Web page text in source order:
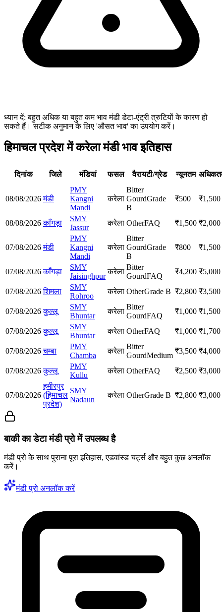
ध्यान दें: बहुत अधिक या बहुत कम भाव मंडी डेटा-एंट्री त्रुटियों के कारण हो
सकते हैं। सटीक अनुमान के लिए 'औसत भाव' का उपयोग करें।
हिमाचल प्रदेश में करेला मंडी भाव इतिहास
दिनांक जिले मंडियां फसल वैरायटी/ग्रेड न्यूनतम
08/08/2026 मंडी
PMY
Kangni
Mandi
करेला
Bitter
GourdGrade
B
₹500 ₹1,500
08/08/2026 काँगड़ा
SMY
Jassur
करेला OtherFAQ ₹1,500 ₹2,000
07/08/2026 मंडी
PMY
Kangni
Mandi
करेला
Bitter
GourdGrade
B
₹800 ₹1,500
07/08/2026 काँगड़ा
SMY
Jaisinghpur
करेला
Bitter
GourdFAQ
₹4,200 ₹5,000
07/08/2026 शिमला
SMY
Rohroo
करेला OtherGrade B ₹2,800 ₹3,500
07/08/2026 कुल्लू
SMY
Bhuntar
करेला
Bitter
GourdFAQ
₹1,000 ₹1,500
07/08/2026 कुल्लू
SMY
Bhuntar
करेला OtherFAQ ₹1,000 ₹1,700
07/08/2026 चम्बा
PMY
Chamba
करेला
Bitter
GourdMedium
₹3,500 ₹4,000
07/08/2026 कुल्लू
PMY
Kullu
करेला OtherFAQ ₹2,500 ₹3,000
07/08/2026
हमीरपुर
(हिमाचल
प्रदेश)
SMY
Nadaun
करेला OtherGrade B ₹2,800 ₹3,000
बाकी का डेटा मंडी प्रो में उपलब्ध है
मंडी प्रो के साथ पुराना पूरा इतिहास, एडवांस्ड चर्ट्स और बहुत कुछ अनलॉक
करें।
मंडी प्रो अनलॉक करें